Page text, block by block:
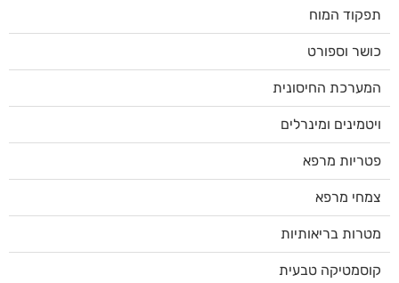
תפקוד המוח
כושר וספורט
המערכת החיסונית
ויטמינים ומינרלים
פטריות מרפא
צמחי מרפא
מטרות בריאותיות
קוסמטיקה טבעית